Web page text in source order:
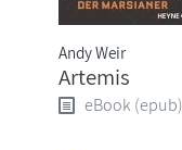
Andy Weir
Artemis
eBook (epub)